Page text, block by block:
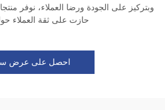
وبتركيز على الجودة ورضا العملاء، نوفر
حازت على ثقة العملاء
احصل على عرض